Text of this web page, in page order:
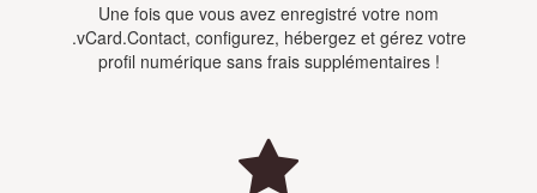
Une fois que vous avez enregistré votre nom
.vCard.Contact, configurez, hébergez et gérez votre
profil numérique sans frais supplémentaires !